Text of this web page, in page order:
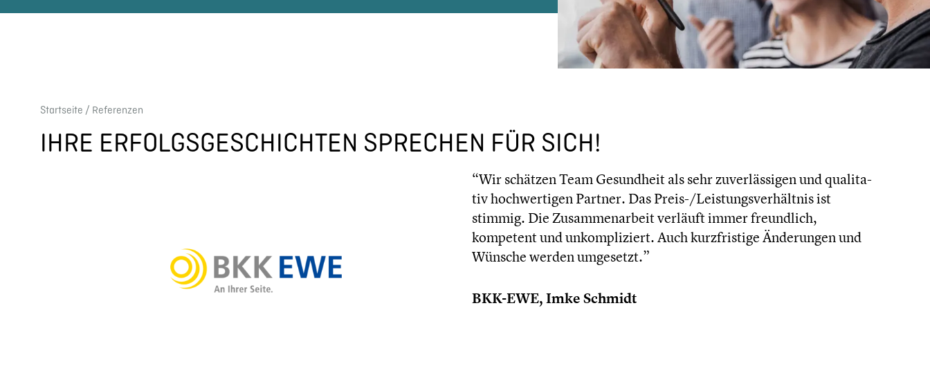
Start­seite / Referen­zen
IHRE ERFOLGS­GE­SCHICH­TEN SPRECHEN FÜR SICH!
“Wir schätzen Team Gesund­heit als sehr zuver­läs­si­gen und quali­ta­
tiv hochwer­ti­gen Partner. Das Preis-/Leistungsverhältnis ist
stimmig. Die Zusam­men­ar­beit verläuft immer freund­lich,
kompetent und unkom­pli­ziert. Auch kurzfris­tige Änderun­gen und
Wünsche werden umgesetzt.”
BKK-EWE, Imke Schmidt